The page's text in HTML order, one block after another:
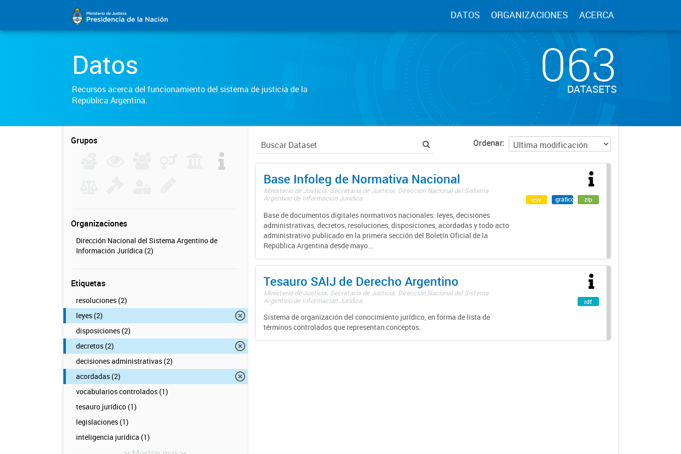
DATOS ORGANIZACIONES ACERCA
Datos
Recursos acerca del funcionamiento del sistema de justicia de la
República Argentina.
063
DATASETS
Grupos
Organizaciones
Dirección Nacional del Sistema Argentino de
Información Jurídica (2)
Etiquetas
resoluciones (2)
leyes (2)
disposiciones (2)
decretos (2)
decisiones administrativas (2)
acordadas (2)
vocabularios controlados (1)
tesauro jurídico (1)
legislaciones (1)
inteligencia jurídica (1)
Ordenar
Base Infoleg de Normativa Nacional
Ministerio de Justicia. Secretaría de Justicia. Dirección Nacional del Sistema
Argentino de Información Jurídica
Base de documentos digitales normativos nacionales: leyes, decisiones
administrativas, decretos, resoluciones, disposiciones, acordadas y todo acto
administrativo publicado en la primera sección del Boletín Oficial de la
República Argentina desde mayo...
csv gráfico zip
Tesauro SAIJ de Derecho Argentino
Ministerio de Justicia. Secretaría de Justicia. Dirección Nacional del Sistema
Argentino de Información Jurídica
Sistema de organización del conocimiento jurídico, en forma de lista de
términos controlados que representan conceptos.
rdf